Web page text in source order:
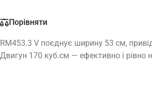
Порівняти
RM453.3 V поєднує ширину 53 см,
Двигун 170 куб.см — ефективно і рівно